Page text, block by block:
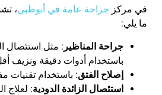
في مركز جراحة عامة في أبوظبي،
ما يلي:
جراحة المناظير : مثل استئصال
باستخدام أدوات دقيقة ونزيف
إصلاح الفتق: باستخدام تقنيات
استئصال الزائدة الدودية: لعلاج